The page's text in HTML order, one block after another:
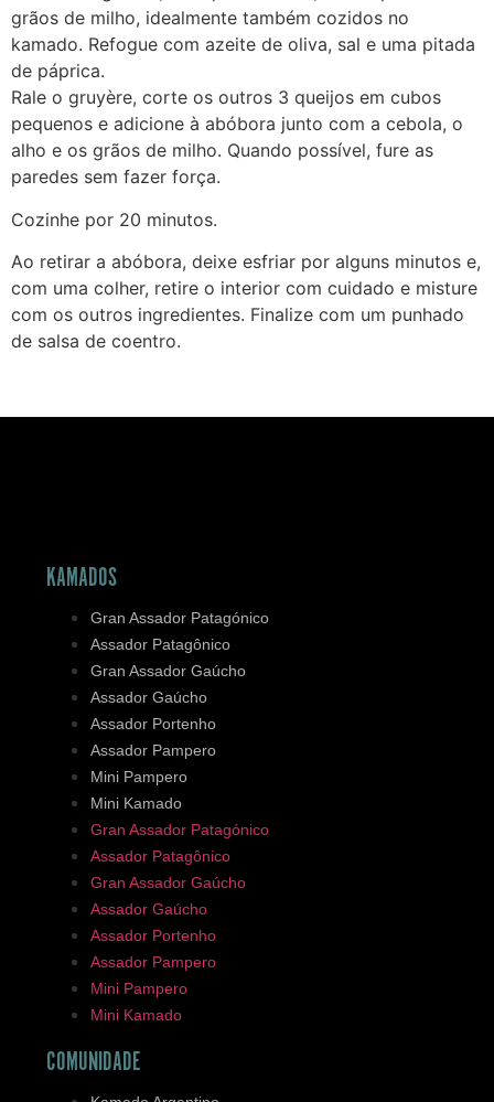
grãos de milho, idealmente também cozidos no
kamado. Refogue com azeite de oliva, sal e uma pitada
de páprica.
Rale o gruyère, corte os outros 3 queijos em cubos
pequenos e adicione à abóbora junto com a cebola, o
alho e os grãos de milho. Quando possível, fure as
paredes sem fazer força.
Cozinhe por 20 minutos.
Ao retirar a abóbora, deixe esfriar por alguns minutos e,
com uma colher, retire o interior com cuidado e misture
com os outros ingredientes. Finalize com um punhado
de salsa de coentro.
KAMADOS
Gran Assador Patagónico
Assador Patagônico
Gran Assador Gaúcho
Assador Gaúcho
Assador Portenho
Assador Pampero
Mini Pampero
Mini Kamado
Gran Assador Patagónico
Assador Patagônico
Gran Assador Gaúcho
Assador Gaúcho
Assador Portenho
Assador Pampero
Mini Pampero
Mini Kamado
COMUNIDADE